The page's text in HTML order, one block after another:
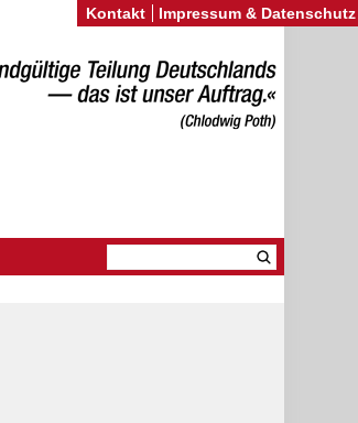
Kontakt Impressum & Datenschutz